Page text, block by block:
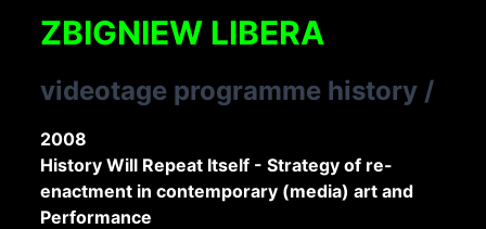
ZBIGNIEW LIBERA
videotage programme history /
2008
History Will Repeat Itself - Strategy of re-
enactment in contemporary (media) art and
Performance